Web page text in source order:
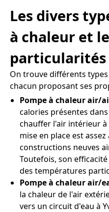
Les divers
à chaleur et
particularités
On trouve différents
chacun proposant ses
Pompe à chaleur air/
calories présentes
chauffer l'air intérieur à
mise en place est
constructions neuves
Toutefois, son
des températures
Pompe à chaleur air/
la chaleur de l'air
vers un circuit d'eau à